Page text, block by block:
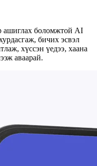
ашиглах боломжтой AI
бичих эсвэл
хүссэн үедээ, хаана
аваарай.